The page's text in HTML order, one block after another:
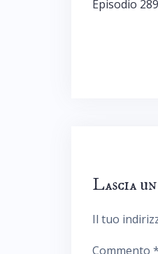
Episodio
Lascia
Il tuo
Commento *